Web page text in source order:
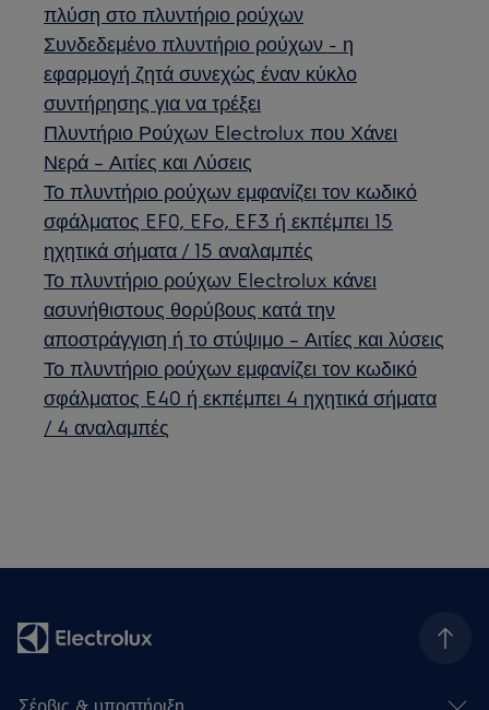
πλύση στο πλυντήριο ρούχων
Συνδεδεμένο πλυντήριο ρούχων - η
εφαρμογή ζητά συνεχώς έναν κύκλο
συντήρησης για να τρέξει
Πλυντήριο Ρούχων Electrolux που Χάνει
Νερά – Αιτίες και Λύσεις
Το πλυντήριο ρούχων εμφανίζει τον κωδικό
σφάλματος EF0, EFo, EF3 ή εκπέμπει 15
ηχητικά σήματα / 15 αναλαμπές
Το πλυντήριο ρούχων Electrolux κάνει
ασυνήθιστους θορύβους κατά την
αποστράγγιση ή το στύψιμο – Αιτίες και λύσεις
Το πλυντήριο ρούχων εμφανίζει τον κωδικό
σφάλματος E40 ή εκπέμπει 4 ηχητικά σήματα
/ 4 αναλαμπές
Σέρβις & υποστήριξη